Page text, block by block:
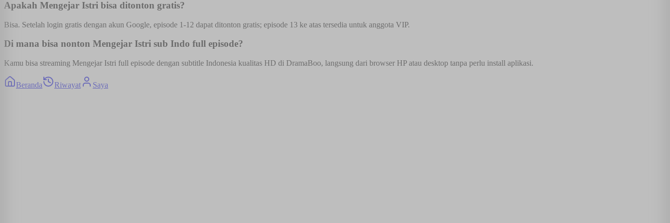
Apakah Mengejar Istri bisa ditonton gratis?
Bisa. Setelah login gratis dengan akun Google, episode 1-12 dapat ditonton gratis; episode 13 ke atas tersedia untuk anggota VIP.
Di mana bisa nonton Mengejar Istri sub Indo full episode?
Kamu bisa streaming Mengejar Istri full episode dengan subtitle Indonesia kualitas HD di DramaBoo, langsung dari browser HP atau desktop tanpa perlu install aplikasi.
Beranda Riwayat Saya